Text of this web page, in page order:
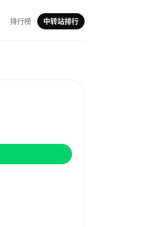
排行榜 中转站排行